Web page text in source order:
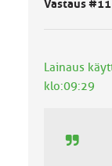
Vastaus
Lainaus
klo:09:29